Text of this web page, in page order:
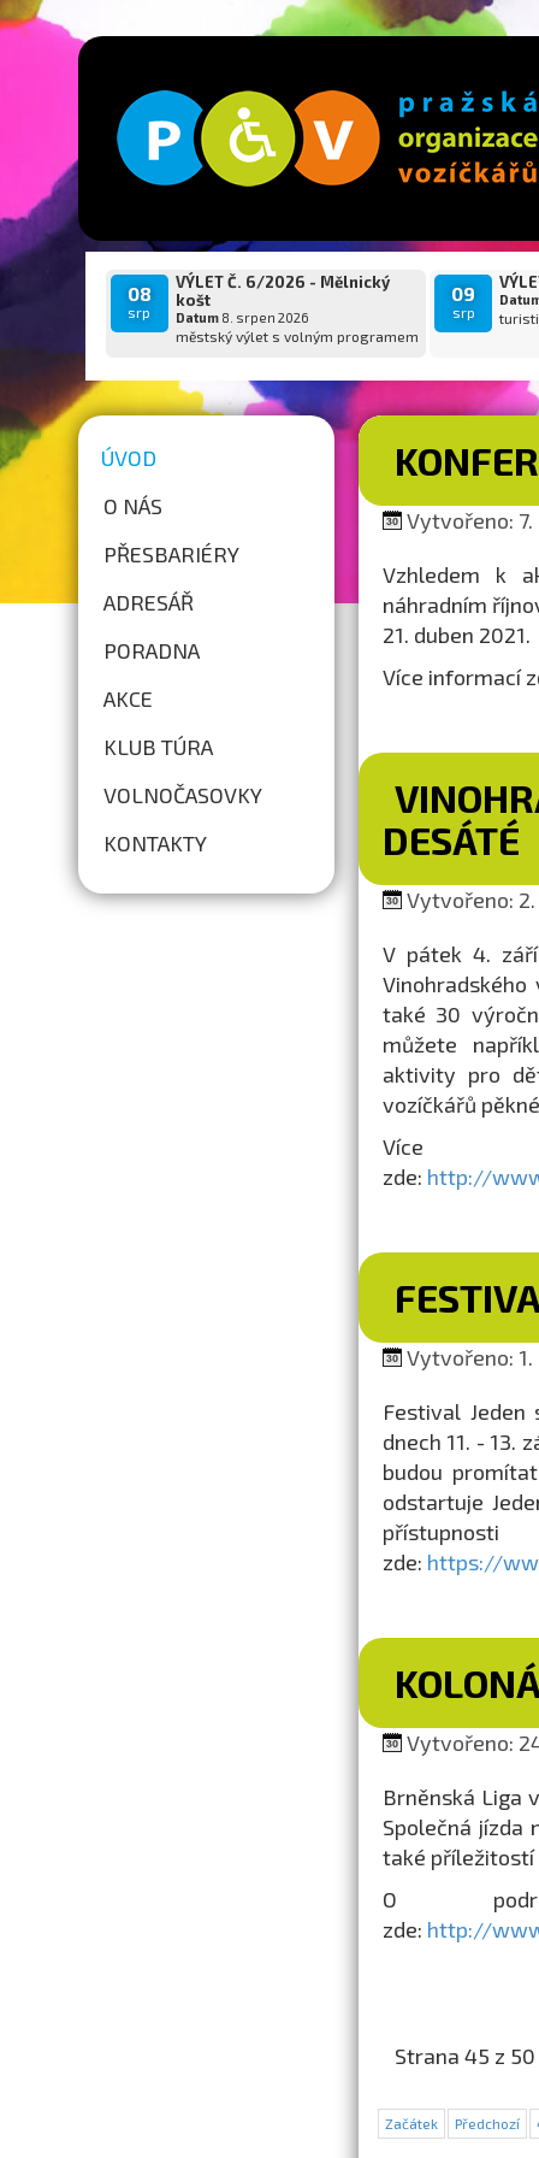
08
srp
VÝLET Č. 6/2026 - Mělnický
košt
Datum8. srpen 2026
městský výlet s volným programem
09
srp
ÚVOD
O NÁS
PŘESBARIÉRY
ADRESÁŘ
PORADNA
AKCE
KLUB TÚRA
VOLNOČASOVKY
KONTAKTY
Vytvořeno: 7.
Vzhledem k
náhradním
21. duben 2021.
Více informací
DESÁTÉ
Vytvořeno: 2.
V pátek 4.
také 30
můžete
aktivity pro
vozíčkářů
Více
zde: http://
Vytvořeno: 1.
Festival
dnech 11. - 13.
budou
odstartuje
zde: https://
Vytvořeno:
Brněnská Liga
Společná jízda
také příležitostí
O
zde: http://
Strana 45 z 50
Začátek Předchozí